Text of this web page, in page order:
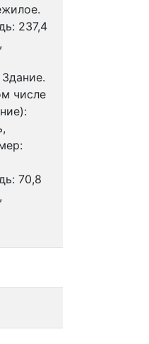
237,4
числе
70,8